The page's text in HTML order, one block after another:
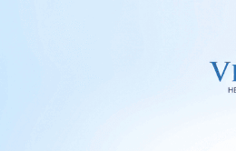
dược liệu ngô
biến ở Vân Nam Trung Quốc.
thảo dược này. Vì vậy, nếu
như Cao Bằng, Lạng Sơn.